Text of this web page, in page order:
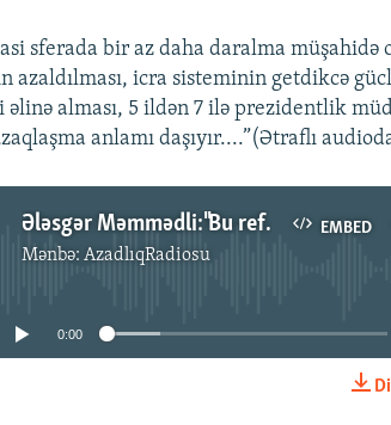
sferada bir az daha daralma müşahidə
azaldılması, icra sisteminin getdikcə
alması, 5 ildən 7 ilə prezidentlik
anlamı daşıyır....”(Ətraflı
EMBED
Ələsgər Məmmədli:"Bu referendum cəmiyyətin sifarişi deyildi"
Mənbə:AzadlıqRadiosu
source currently available
0:00